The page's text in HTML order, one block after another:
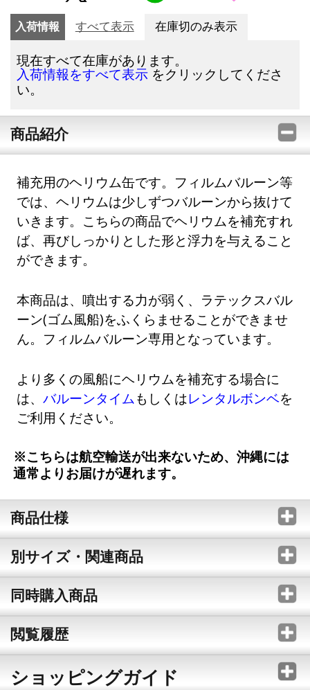
入荷情報 すべて表示 在庫切のみ表示
現在すべて在庫があります。
入荷情報をすべて表示 をクリックしてくださ
い。
商品紹介
補充用のヘリウム缶です。フィルムバルーン等
では、ヘリウムは少しずつバルーンから抜けて
いきます。こちらの商品でヘリウムを補充すれ
ば、再びしっかりとした形と浮力を与えること
ができます。
本商品は、噴出する力が弱く、ラテックスバル
ーン(ゴム風船)をふくらませることができませ
ん。フィルムバルーン専用となっています。
より多くの風船にヘリウムを補充する場合に
は、バルーンタイム もしくはレンタルボンベを
ご利用ください。
※こちらは航空輸送が出来ないため、沖縄には
通常よりお届けが遅れます。
商品仕様
別サイズ・関連商品
同時購入商品
閲覧履歴
ショッピングガイド